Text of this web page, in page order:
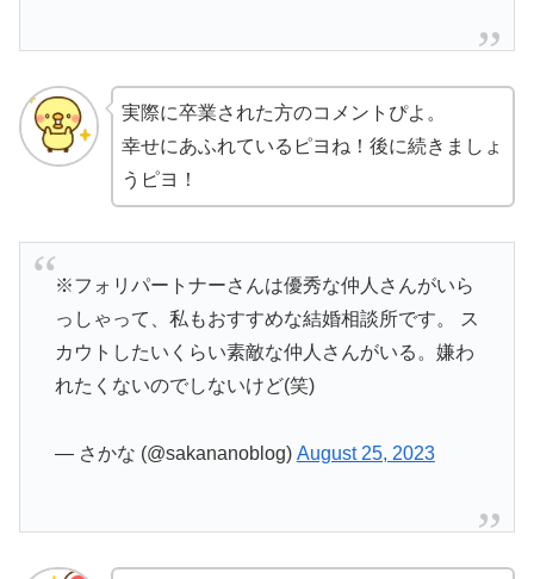
実際に卒業された方のコメントぴよ。
幸せにあふれているピヨね！後に続きましょ
うピヨ！
※フォリパートナーさんは優秀な仲人さんがいら
っしゃって、私もおすすめな結婚相談所です。 ス
カウトしたいくらい素敵な仲人さんがいる。嫌わ
れたくないのでしないけど(笑)
— さかな (@sakananoblog) August 25, 2023